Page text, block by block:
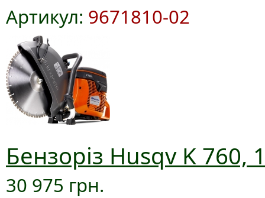
Артикул: 9671810-02
Бензоріз Husqv K 760,
30 975 грн.